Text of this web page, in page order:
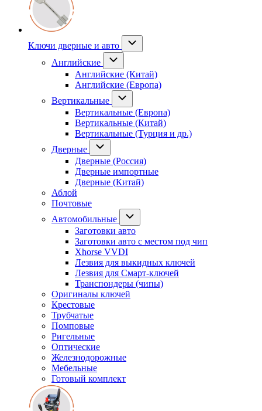
Ключи дверные и авто
Английские
Английские (Китай)
Английские (Европа)
Вертикальные
Вертикальные (Европа)
Вертикальные (Китай)
Вертикальные (Турция и др.)
Дверные
Дверные (Россия)
Дверные импортные
Дверные (Китай)
Аблой
Почтовые
Автомобильные
Заготовки авто
Заготовки авто с местом под чип
Xhorse VVDI
Лезвия для выкидных ключей
Лезвия для Смарт-ключей
Транспондеры (чипы)
Оригиналы ключей
Крестовые
Трубчатые
Помповые
Ригельные
Оптические
Железнодорожные
Мебельные
Готовый комплект